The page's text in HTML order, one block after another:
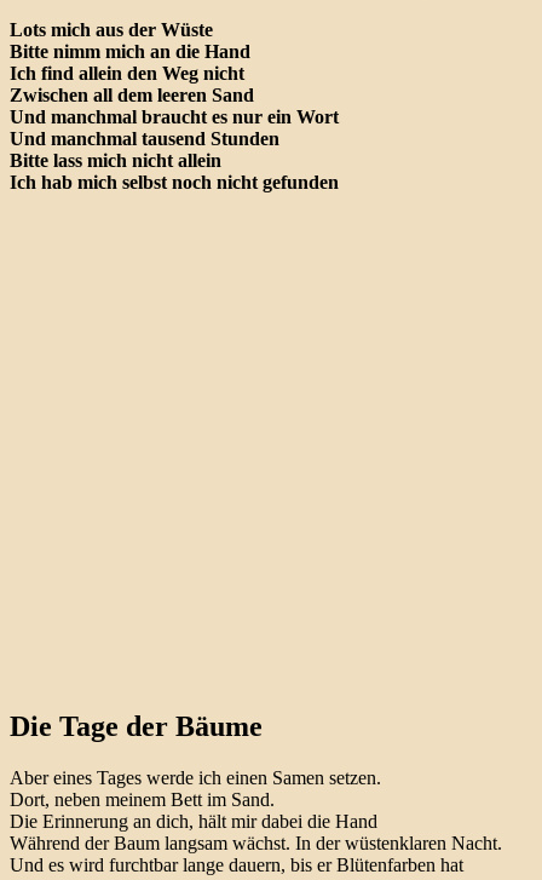
Lots mich aus der Wüste
Bitte nimm mich an die Hand
Ich find allein den Weg nicht
Zwischen all dem leeren Sand
Und manchmal braucht es nur ein Wort
Und manchmal tausend Stunden
Bitte lass mich nicht allein
Ich hab mich selbst noch nicht gefunden
Die Tage der Bäume
Aber eines Tages werde ich einen Samen setzen.
Dort, neben meinem Bett im Sand.
Die Erinnerung an dich, hält mir dabei die Hand
Während der Baum langsam wächst. In der wüstenklaren Nacht.
Und es wird furchtbar lange dauern, bis er Blütenfarben hat